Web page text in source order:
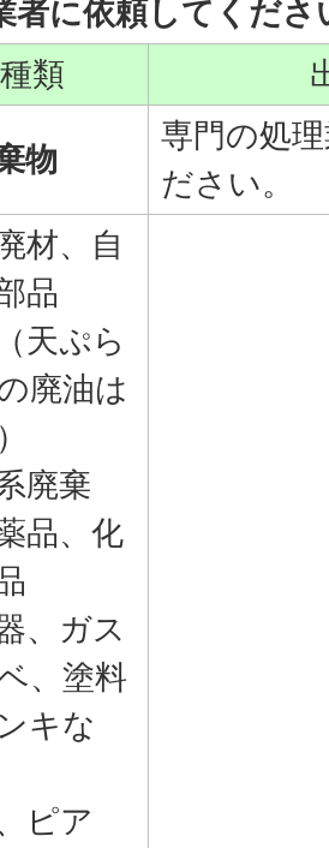
者に依頼してくださ
類
物
専門の処
ださい。
材、自
品
天ぷら
廃油は
廃棄
品、化
、ガス
、塗料
キな
ピア